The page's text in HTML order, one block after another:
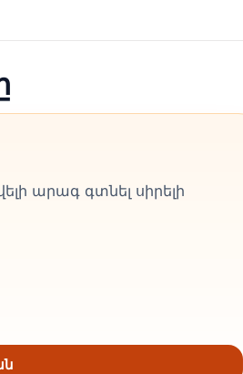
արագ գտնել սիրելի